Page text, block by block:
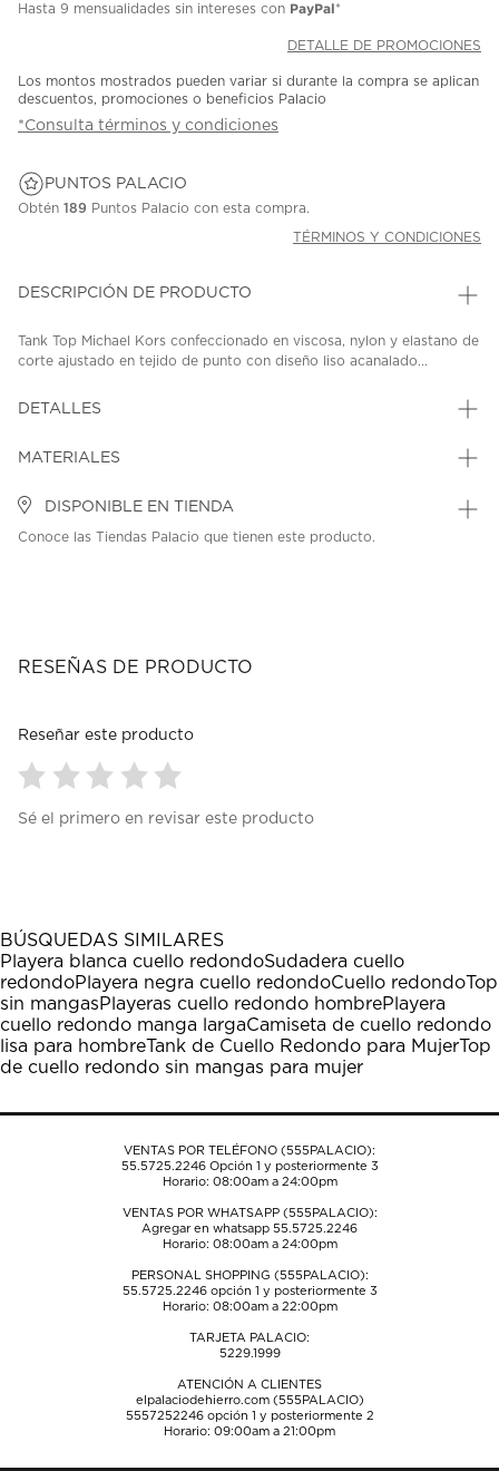
Hasta 9 mensualidades sin intereses con PayPal*
DETALLE DE PROMOCIONES
Los montos mostrados pueden variar si durante la compra se aplican
descuentos, promociones o beneficios Palacio
*Consulta términos y condiciones
PUNTOS PALACIO
Obtén 189 Puntos Palacio con esta compra.
TÉRMINOS Y CONDICIONES
DESCRIPCIÓN DE PRODUCTO
Tank Top Michael Kors confeccionado en viscosa, nylon y elastano de
corte ajustado en tejido de punto con diseño liso acanalado...
DETALLES
MATERIALES
DISPONIBLE EN TIENDA
Conoce las Tiendas Palacio que tienen este producto.
RESEÑAS DE PRODUCTO
Reseñar este producto
para
1
estrella
Esta
acción
abrirá
el
formulario
de
para
estrellas.
Esta
acción
abrirá
el
formulario
de
para
estrellas.
Esta
acción
abrirá
el
formulario
de
para
estrellas.
Esta
acción
abrirá
el
formulario
de
para
estrellas.
Esta
acción
abrirá
el
formulario
de
Sé el primero en revisar este producto
BÚSQUEDAS SIMILARES
Playera blanca cuello redondoSudadera cuello
redondoPlayera negra cuello redondoCuello redondoTop
sin mangasPlayeras cuello redondo hombrePlayera
cuello redondo manga largaCamiseta de cuello redondo
lisa para hombreTank de Cuello Redondo para MujerTop
de cuello redondo sin mangas para mujer
VENTAS POR TELÉFONO (555PALACIO):
55.5725.2246Opción 1 y posteriormente 3
Horario: 08:00am a 24:00pm
VENTAS POR WHATSAPP (555PALACIO):
Agregar en whatsapp 55.5725.2246
Horario: 08:00am a 24:00pm
PERSONAL SHOPPING (555PALACIO):
55.5725.2246opción 1 y posteriormente 3
Horario: 08:00am a 22:00pm
TARJETA PALACIO:
5229.1999
ATENCIÓN A CLIENTES
elpalaciodehierro.com (555PALACIO)
5557252246opción 1 y posteriormente 2
Horario: 09:00am a 21:00pm